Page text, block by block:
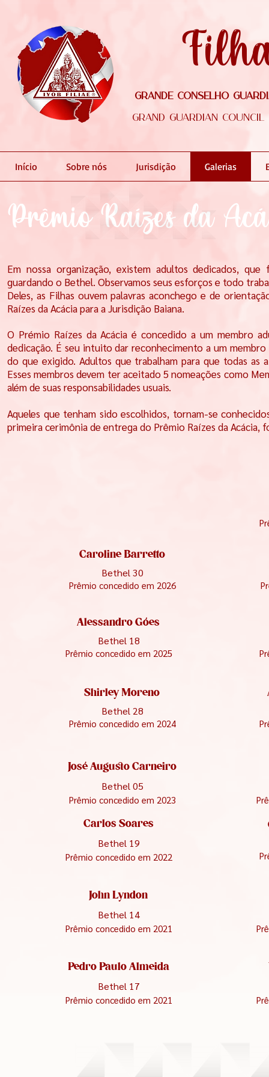
Grande Conselho
Grand Guardian
Início Sobre nós Jurisdição Galerias
Prêmio Raízes da
Em nossa organização, existem adultos dedicados,
guardando o Bethel. Observamos seus esforços e todo
Deles, as Filhas ouvem palavras aconchego e de
Raízes da Acácia para a Jurisdição Baiana.
O Prémio Raízes da Acácia é concedido a um membro
dedicação. É seu intuito dar reconhecimento a um
do que exigido. Adultos que trabalham para que todas as
Esses membros devem ter aceitado 5 nomeações como
além de suas responsabilidades usuais.
Aqueles que tenham sido escolhidos, tornam-se
primeira cerimônia de entrega do Prêmio Raízes da Acácia,
Caroline Barretto
Bethel 30
Prêmio concedido em 2026
Alessandro Góes
Bethel 18
Prêmio concedido em 2025
Shirley Moreno
Bethel 28
Prêmio concedido em 2024
José Augusto Carneiro
Bethel 05
Prêmio concedido em 2023
Carlos Soares
Bethel 19
Prêmio concedido em 2022
John Lyndon
Bethel 14
Prêmio concedido em 2021
Pedro Paulo Almeida
Bethel 17
Prêmio concedido em 2021